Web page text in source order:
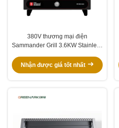
380V thương mại điện
Sammander Grill 3.6KW Stainless
Nhận được giá tốt nhất